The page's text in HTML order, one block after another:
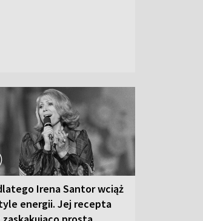
Irena Santor wciąż
energii. Jej recepta